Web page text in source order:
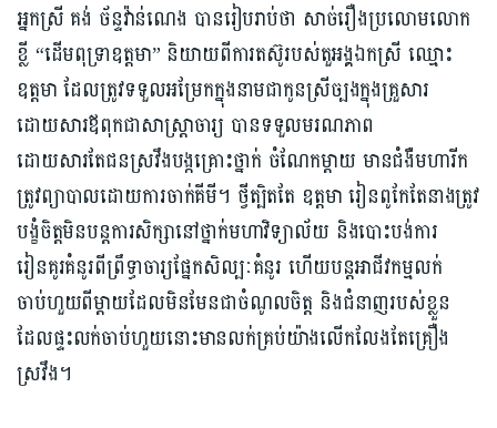
អ្នកស្រី គង់ ច័ន្ទវ៉ាន់ណេង បានរៀបរាប់ថា សាច់រឿងប្រលោមលោក
ខ្លី “ដើមពុទ្រាឧត្តមា” និយាយពីការតស៊ូរបស់តួអង្គឯកស្រី ឈ្មោះ
ឧត្តមា ដែលត្រូវទទួលអម្រែកក្នុងនាមជាកូនស្រីច្បងក្នុងគ្រួសារ
ដោយសារឪពុកជាសាស្ត្រាចារ្យ​ បានទទួលមរណភាព
ដោយសារតែជនស្រវឹងបង្កគ្រោះថ្នាក់ ចំណែកម្ដាយ មានជំងឺមហារីក
ត្រូវព្យាបាលដោយការចាក់គីមី។ ថ្វីត្បិតតែ ឧត្តមា រៀនពូកែតែនាងត្រូវ
បង្ខំចិត្តមិនបន្តការសិក្សានៅថ្នាក់មហាវិទ្យាល័យ និងបោះបង់ការ
រៀនគូរគំនូរពីព្រឹទ្ធាចារ្យផ្នែកសិល្បៈគំនូរ ហើយបន្តអាជីវកម្មលក់
ចាប់ហួយពីម្ដាយដែលមិនមែនជាចំណូលចិត្ត និងជំនាញរបស់ខ្លួន
ដែលផ្ទះលក់ចាប់ហួយនោះមានលក់គ្រប់យ៉ាងលើកលែងតែគ្រឿង
ស្រវឹង។